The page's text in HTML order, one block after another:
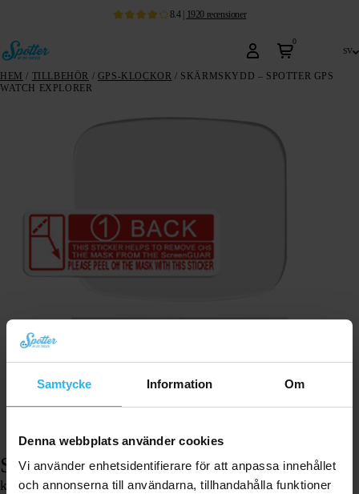
Samtycke Information Om
Denna webbplats använder cookies
Vi använder enhetsidentifierare för att anpassa innehållet
och annonserna till användarna, tillhandahålla funktioner
8.4| 1920 recensioner
0
sv
HEM / TILLBEHÖR / GPS-KLOCKOR / SKÄRMSKYDD – SPOTTER GPS
WATCH EXPLORER
Skärmskydd – Spotter GPS Watch Explorer
kr 41,58